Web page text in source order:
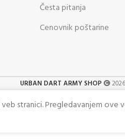
Česta pitanja
Cenovnik poštarine
URBAN DART ARMY SHOP
stranici. Pregledavanjem